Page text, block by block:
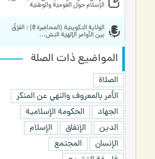
الإسلام حول القوميّة والوطنيّة
بين الأوامر الإلهيّة التش...
المواضيع ذات الصلة
الصلاة
الأمر بالمعروف والنهي عن المنكر
الجهاد
الحكومة الإسلامية
الدين
الإنفاق
الإسلام
الإنسان
المجتمع